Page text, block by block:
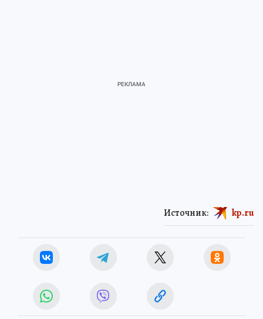
Источник: kp.ru